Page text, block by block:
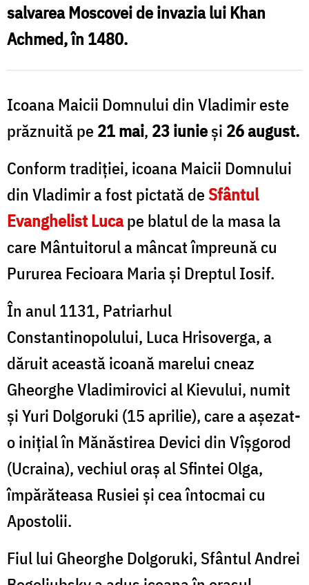
salvarea Moscovei de invazia lui Khan
Achmed, în 1480.
Icoana Maicii Domnului din Vladimir este
prăznuită pe21 mai, 23 iunieși 26 august.
Conform tradiției, icoana Maicii Domnului
din Vladimir a fost pictată deSfântul
Evanghelist Lucape blatul de la masa la
care Mântuitorul a mâncat împreună cu
Pururea Fecioara Maria și Dreptul Iosif.
În anul 1131, Patriarhul
Constantinopolului, Luca Hrisoverga, a
dăruit această icoană marelui cneaz
Gheorghe Vladimirovici al Kievului, numit
și Yuri Dolgoruki (15 aprilie), care a așezat-
o inițial în Mănăstirea Devici din Vîșgorod
(Ucraina), vechiul oraș al Sfintei Olga,
împărăteasa Rusiei și cea întocmai cu
Apostolii.
Fiul lui Gheorghe Dolgoruki, Sfântul Andrei